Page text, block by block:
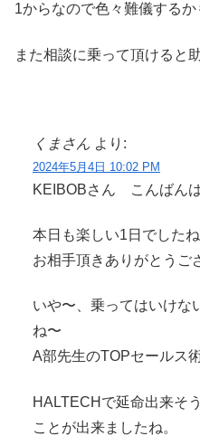
1からなので色々難儀する
また相談に乗って頂けると
くまさん より:
2024年5月4日 10:02 PM
KEIBOBさん こんばんは
本日も楽しい1日でした
お相手頂きありがとうご
いや〜、乗ってはいけな
ね〜
A部先生のTOPセールス
HALTECHで延命出来そ
ことが出来ましたね。